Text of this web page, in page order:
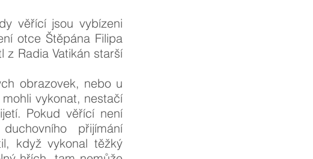
věřící jsou vybízeni
otce Štěpána Filipa
z Radia Vatikán starší
obrazovek, nebo u
vykonat, nestačí
Pokud věřící není
přijímání
když vykonal těžký